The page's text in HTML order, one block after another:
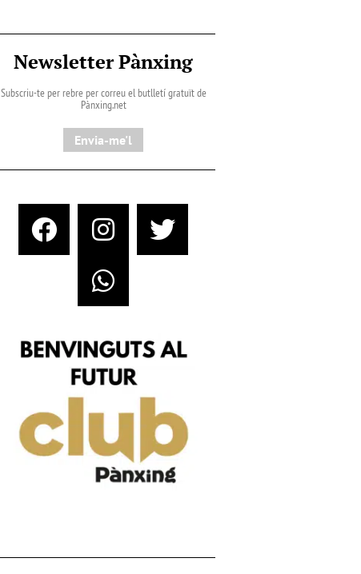
Newsletter Pànxing
Subscriu-te per rebre per correu el butlletí gratuït de
Pànxing.net​
Envia-me'l